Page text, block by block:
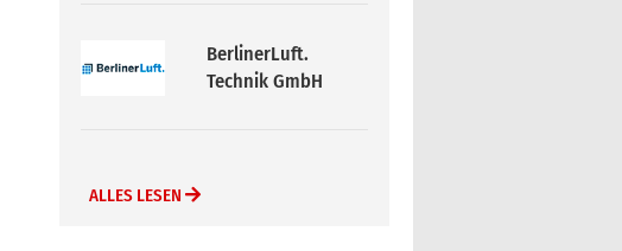
BerlinerLuft.
Technik GmbH
ALLES LESEN